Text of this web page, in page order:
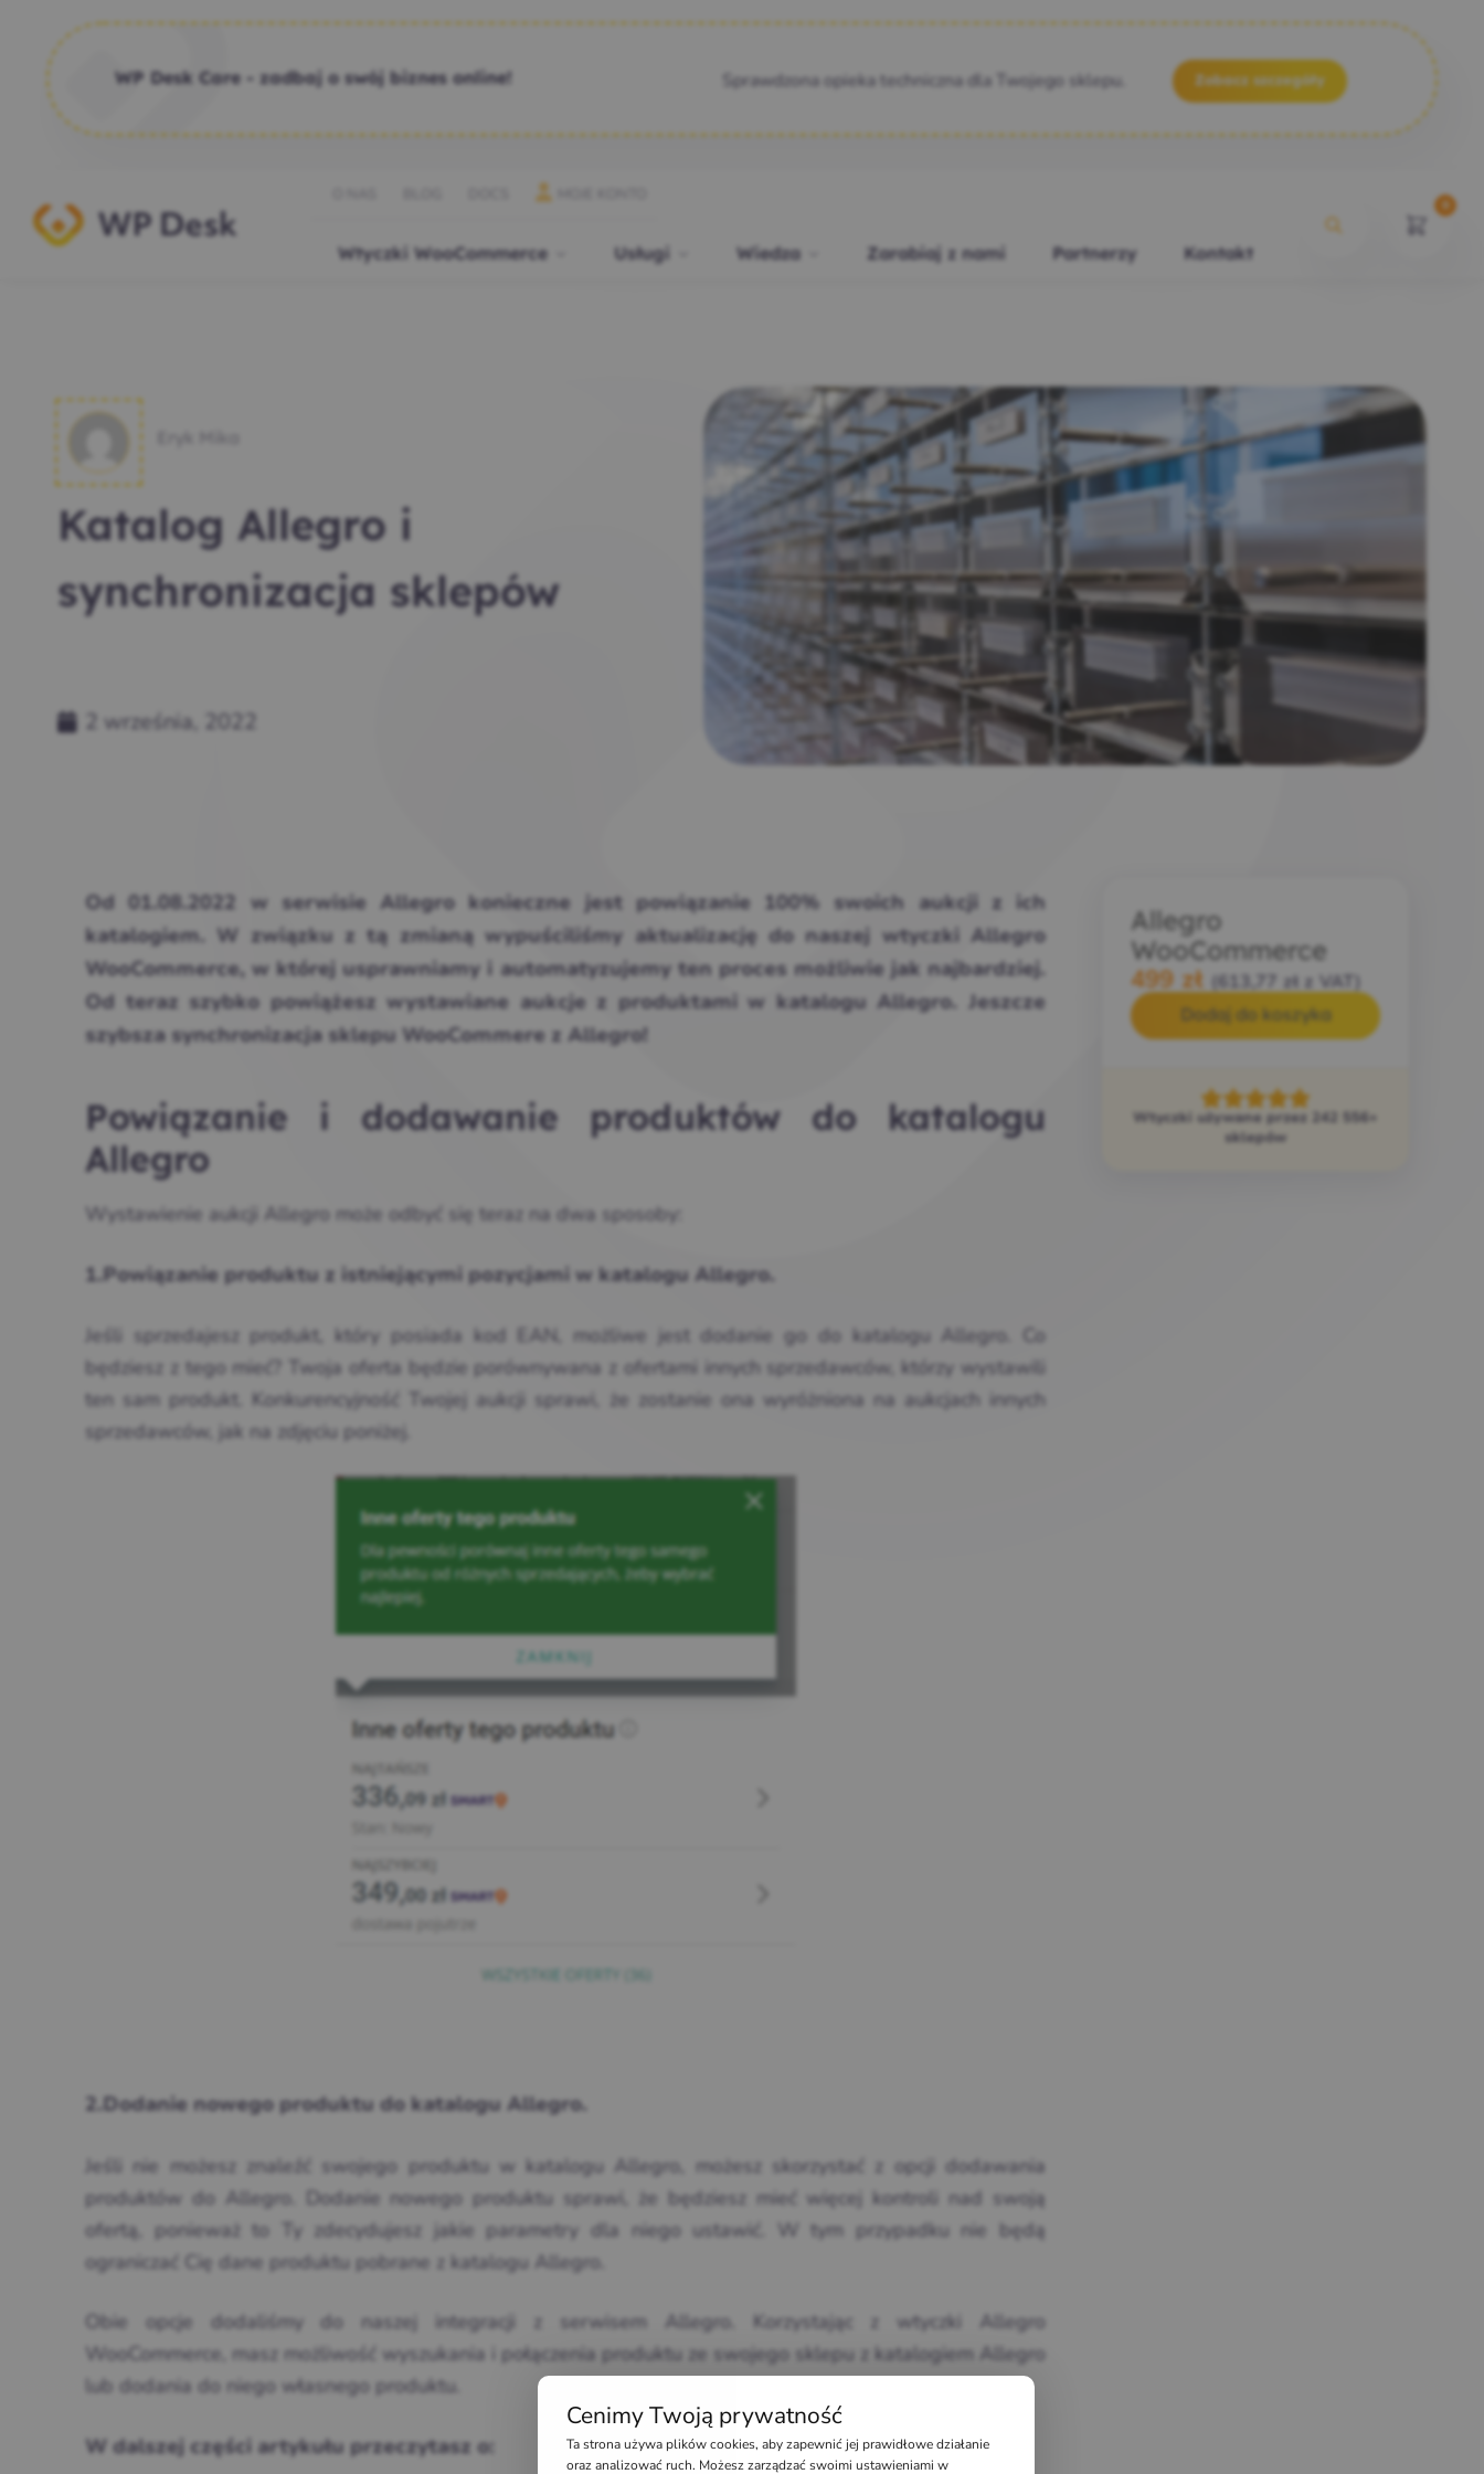
WP Desk Care - zadbaj o swój biznes online! Sprawdzona opieka techniczna dla Twojego sklepu. Zobacz szczegóły
Wtyczki WooCommerce Usługi Wiedza Zarabiaj z nami Partnerzy Kontakt
Katalog Allegro i
synchronizacja sklepów
2 września, 2022
Od 01.08.2022 w serwisie Allegro konieczne jest powiązanie 100% swoich aukcji z ich
katalogiem. W związku z tą zmianą wypuściliśmy aktualizację do naszej wtyczki Allegro
WooCommerce, w której usprawniamy i automatyzujemy ten proces możliwie jak najbardziej.
Od teraz szybko powiążesz wystawiane aukcje z produktami w katalogu Allegro. Jeszcze
szybsza synchronizacja sklepu WooCommere z Allegro!
Powiązanie i dodawanie produktów do katalogu
Allegro
Wystawienie aukcji Allegro może odbyć się teraz na dwa sposoby:
1.Powiązanie produktu z istniejącymi pozycjami w katalogu Allegro.
Jeśli sprzedajesz produkt, który posiada kod EAN, możliwe jest dodanie go do katalogu Allegro. Co
będziesz z tego mieć? Twoja oferta będzie porównywana z ofertami innych sprzedawców, którzy wystawili
ten sam produkt. Konkurencyjność Twojej aukcji sprawi, że zostanie ona wyróżniona na aukcjach innych
sprzedawców, jak na zdjęciu poniżej.
2.Dodanie nowego produktu do katalogu Allegro.
Jeśli nie możesz znaleźć swojego produktu w katalogu Allegro, możesz skorzystać z opcji dodawania
produktów do Allegro. Dodanie nowego produktu sprawi, że będziesz mieć więcej kontroli nad swoją
ofertą, ponieważ to Ty zdecydujesz jakie parametry dla niego ustawić. W tym przypadku nie będą
ograniczać Cię dane produktu pobrane z katalogu Allegro.
Obie opcje dodaliśmy do naszej integracji z serwisem Allegro. Korzystając z wtyczki Allegro
WooCommerce, masz możliwość wyszukania i połączenia produktu ze swojego sklepu z katalogiem Allegro
lub dodania do niego własnego produktu.
W dalszej części artykułu przeczytasz o:
Allegro
WooCommerce
499 zł zł
z VAT)
Dodaj do koszyka
Wtyczki używane przez 242 556+
sklepów
Cenimy Twoją prywatność
Ta strona używa plików cookies, aby zapewnić jej prawidłowe działanie
oraz analizować ruch. Możesz zarządzać swoimi ustawieniami w